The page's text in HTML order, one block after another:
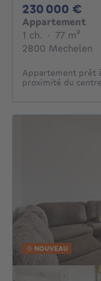
230 000 €
Appartement
1 ch. 1 chambre
· 77 m²
2800 Mechelen
Appartement prêt
proximité du centre
NOUVEAU